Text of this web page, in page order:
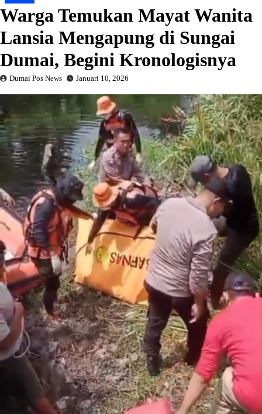
Warga Temukan Mayat Wanita
Lansia Mengapung di Sungai
Dumai, Begini Kronologisnya
Dumai Pos News Januari 10, 2026